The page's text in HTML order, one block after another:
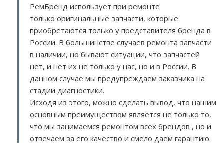
РемБренд использует при ремонте
только оригинальные запчасти, которые
приобретаются только у представителя бренда в
России. В большинстве случаев ремонта запчасти
в наличии, но бывают ситуации, что запчастей
нет, и нет их не только у нас, но и в России. В
данном случае мы предупреждаем заказчика на
стадии диагностики.
Исходя из этого, можно сделать вывод, что нашим
основным преимуществом является не только то,
что мы занимаемся ремонтом всех брендов , но и
отвечаем за его качество и смело даем гарантию.